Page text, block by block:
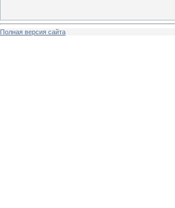
Полная версия сайта